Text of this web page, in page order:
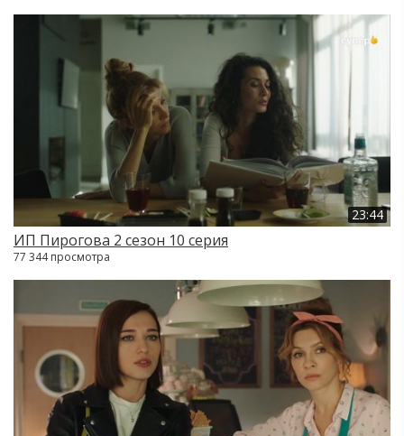
23:44
ИП Пирогова 2 сезон 10 серия
77 344 просмотра